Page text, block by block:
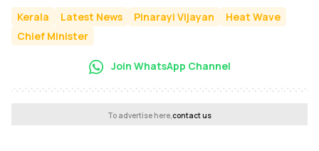
Kerala Latest News Pinarayi Vijayan
Heat Wave
Chief Minister
Join WhatsApp Channel
To advertise here,contact us